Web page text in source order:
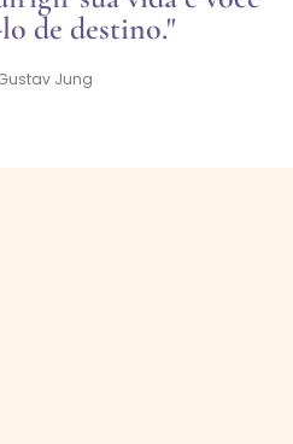
de destino."
Jung